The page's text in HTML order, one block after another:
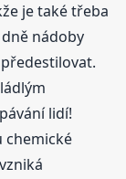
je také třeba
nádoby
lidí!
chemické